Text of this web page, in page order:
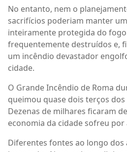
No entanto, nem o
sacrifícios poderiam manter
inteiramente protegida do
frequentemente destruídos e,
um incêndio devastador
cidade.
O Grande Incêndio de Roma
queimou quase dois terços
Dezenas de milhares ficaram
economia da cidade sofreu por
Diferentes fontes ao longo dos